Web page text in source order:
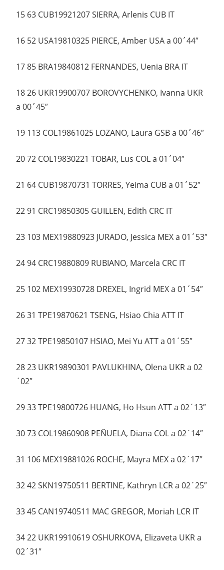
15 63 CUB19921207 SIERRA, Arlenis CUB IT
16 52 USA19810325 PIERCE, Amber USA a 00´44″
17 85 BRA19840812 FERNANDES, Uenia BRA IT
18 26 UKR19900707 BOROVYCHENKO, Ivanna UKR
a 00´45″
19 113 COL19861025 LOZANO, Laura GSB a 00´46″
20 72 COL19830221 TOBAR, Lus COL a 01´04″
21 64 CUB19870731 TORRES, Yeima CUB a 01´52″
22 91 CRC19850305 GUILLEN, Edith CRC IT
23 103 MEX19880923 JURADO, Jessica MEX a 01´53″
24 94 CRC19880809 RUBIANO, Marcela CRC IT
25 102 MEX19930728 DREXEL, Ingrid MEX a 01´54″
26 31 TPE19870621 TSENG, Hsiao Chia ATT IT
27 32 TPE19850107 HSIAO, Mei Yu ATT a 01´55″
28 23 UKR19890301 PAVLUKHINA, Olena UKR a 02
´02″
29 33 TPE19800726 HUANG, Ho Hsun ATT a 02´13″
30 73 COL19860908 PEÑUELA, Diana COL a 02´14″
31 106 MEX19881026 ROCHE, Mayra MEX a 02´17″
32 42 SKN19750511 BERTINE, Kathryn LCR a 02´25″
33 45 CAN19740511 MAC GREGOR, Moriah LCR IT
34 22 UKR19910619 OSHURKOVA, Elizaveta UKR a
02´31″